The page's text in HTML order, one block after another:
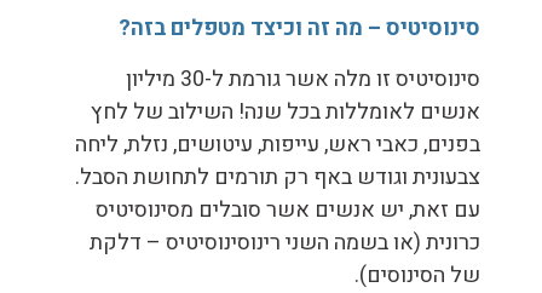
סינוסיטיס – מה זה וכיצד מטפלים בזה?
סינוסיטיס זו מלה אשר גורמת ל-30 מיליון
אנשים לאומללות בכל שנה! השילוב של לחץ
בפנים, כאבי ראש, עייפות, עיטושים, נזלת, ליחה
צבעונית וגודש באף רק תורמים לתחושת הסבל.
עם זאת, יש אנשים אשר סובלים מסינוסיטיס
כרונית (או בשמה השני רינוסינוסיטיס – דלקת
של הסינוסים).